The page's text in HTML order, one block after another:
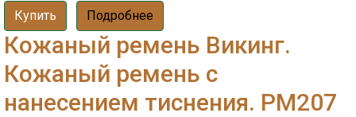
Купить
Подробнее
Кожаный ремень Викинг.
Кожаный ремень с
нанесением тиснения. РМ207